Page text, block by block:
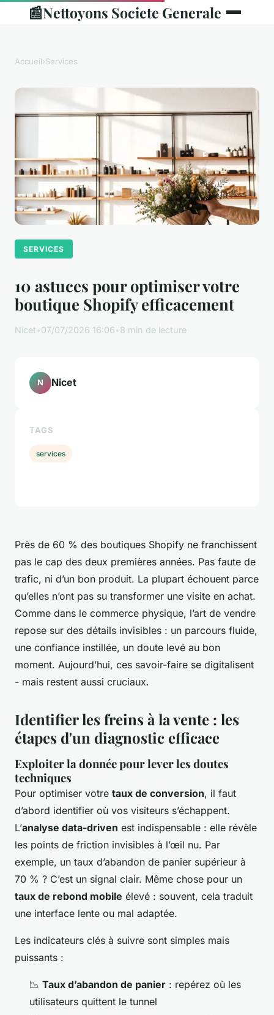
📰Nettoyons Societe Generale
Accueil›Services
SERVICES
10 astuces pour optimiser votre
boutique Shopify efficacement
Nicet•07/07/2026 16:06•8 min de lecture
Près de 60 % des boutiques Shopify ne franchissent
pas le cap des deux premières années. Pas faute de
trafic, ni d’un bon produit. La plupart échouent parce
qu’elles n’ont pas su transformer une visite en achat.
Comme dans le commerce physique, l’art de vendre
repose sur des détails invisibles : un parcours fluide,
une confiance instillée, un doute levé au bon
moment. Aujourd’hui, ces savoir-faire se digitalisent
- mais restent aussi cruciaux.
Identifier les freins à la vente : les
étapes d'un diagnostic efficace
Exploiter la donnée pour lever les doutes
techniques
Pour optimiser votre taux de conversion, il faut
d’abord identifier où vos visiteurs s’échappent.
L’analyse data-driven est indispensable : elle révèle
les points de friction invisibles à l’œil nu. Par
exemple, un taux d’abandon de panier supérieur à
70 % ? C’est un signal clair. Même chose pour un
taux de rebond mobile élevé : souvent, cela traduit
une interface lente ou mal adaptée.
Les indicateurs clés à suivre sont simples mais
puissants :
📉 Taux d’abandon de panier : repérez où les
utilisateurs quittent le tunnel
N Nicet
TAGS
services